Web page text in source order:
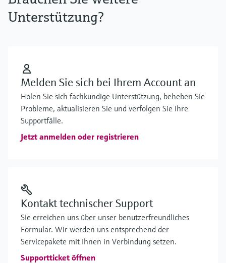
Unterstützung?
Melden Sie sich bei Ihrem Account an
Holen Sie sich fachkundige Unterstützung, beheben Sie
Probleme, aktualisieren Sie und verfolgen Sie Ihre
Supportfälle.
Jetzt anmelden oder registrieren
Kontakt technischer Support
Sie erreichen uns über unser benutzerfreundliches
Formular. Wir werden uns entsprechend der
Servicepakete mit Ihnen in Verbindung setzen.
Supportticket öffnen